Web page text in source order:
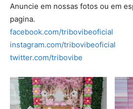
Anuncie em nossas fotos ou em
pagina.
facebook.com/tribovibeoficial
instagram.com/tribovibeoficial
twitter.com/tribovibe